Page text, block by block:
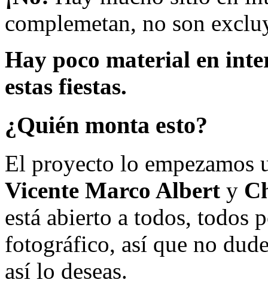
complemetan, no son
Hay poco material en
estas fiestas.
¿Quién monta esto?
El proyecto lo empezamos
Vicente Marco Albert y
está abierto a todos, todos
fotográfico, así que no
así lo deseas.